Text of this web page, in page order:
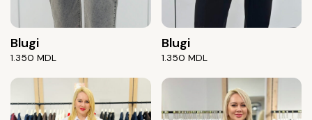
Blugi
1.350 MDL
Blugi
1.350 MDL